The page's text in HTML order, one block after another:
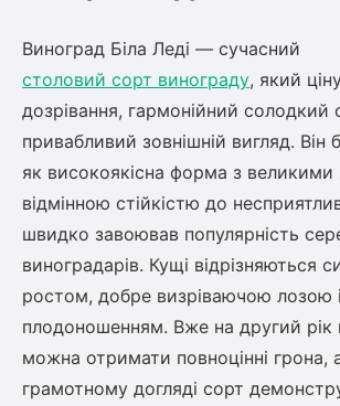
троянди)
Виноград Біла Леді — сучасний
столовий сорт винограду, який
дозрівання, гармонійний солодкий
привабливий зовнішній вигляд. Він
як високоякісна форма з великими
відмінною стійкістю до
швидко завоював популярність
виноградарів. Кущі відрізняються
ростом, добре визріваючою лозою
плодоношенням. Вже на другий рік
можна отримати повноцінні грона,
грамотному догляді сорт